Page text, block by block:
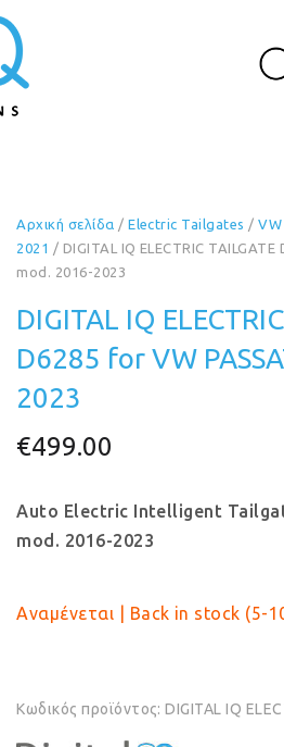
Αρχική σελίδα /Electric Tailgates /VW
2021 / DIGITAL IQ ELECTRIC
mod. 2016-2023
DIGITAL IQ
D6285 for VW
2023
€499.00
Auto Electric Intelligent
mod. 2016-2023
Αναμένεται | Back in stock (5-
Κωδικός προϊόντος:DIGITAL IQ